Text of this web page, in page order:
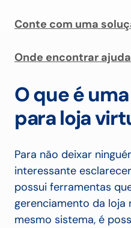
Conte com uma
Onde encontrar
O que é
para loja
Para não deixar
interessante
possui ferramentas
gerenciamento da loja
mesmo sistema, é